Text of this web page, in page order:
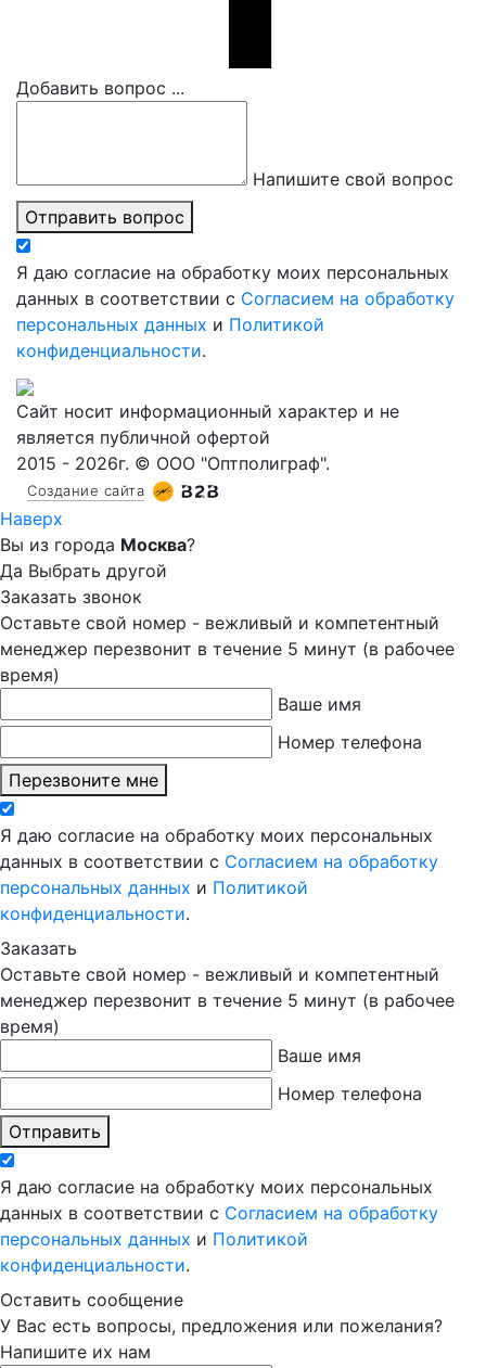
Добавить вопрос ...
Напишите свой вопрос
Отправить вопрос
Я даю согласие на обработку моих персональных
данных в соответствии с Согласием на обработку
персональных данных и Политикой
конфиденциальности.
Сайт носит информационный характер и не
является публичной офертой
2015 - 2026г. © ООО "Оптполиграф".
Создание сайта
Наверх
Вы из города Москва?
Да Выбрать другой
Заказать звонок
Оставьте свой номер - вежливый и компетентный
менеджер перезвонит в течение 5 минут (в рабочее
время)
Ваше имя
Номер телефона
Перезвоните мне
Я даю согласие на обработку моих персональных
данных в соответствии с Согласием на обработку
персональных данных и Политикой
конфиденциальности.
Заказать
Оставьте свой номер - вежливый и компетентный
менеджер перезвонит в течение 5 минут (в рабочее
время)
Ваше имя
Номер телефона
Отправить
Я даю согласие на обработку моих персональных
данных в соответствии с Согласием на обработку
персональных данных и Политикой
конфиденциальности.
Оставить сообщение
У Вас есть вопросы, предложения или пожелания?
Напишите их нам